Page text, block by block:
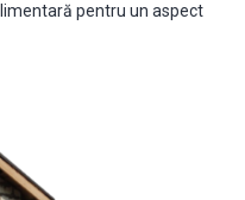
pentru un aspect